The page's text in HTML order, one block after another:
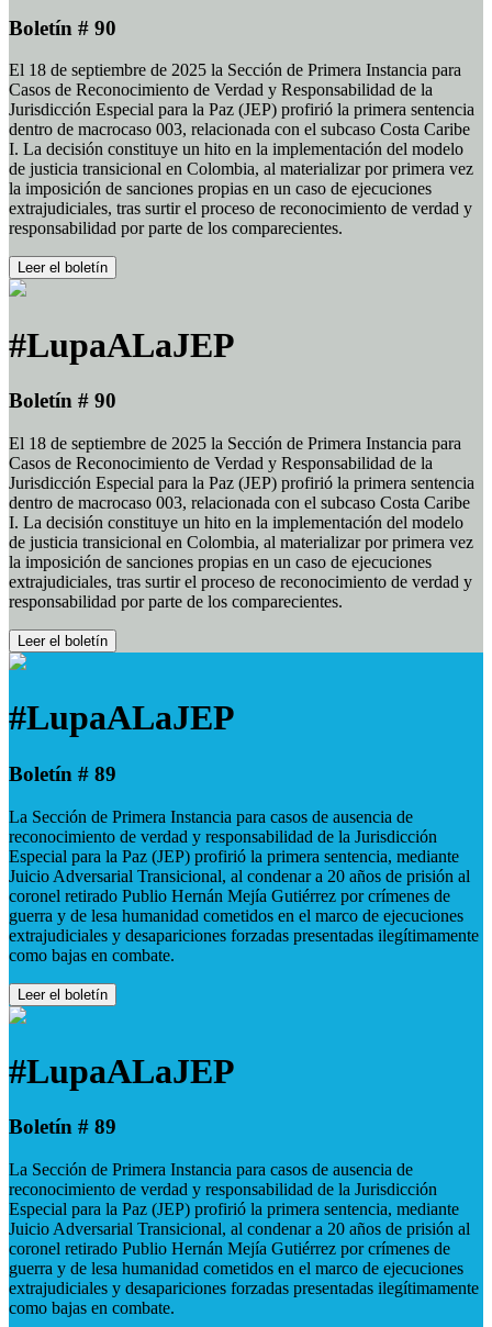
Boletín # 90
El 18 de septiembre de 2025 la Sección de Primera Instancia para
Casos de Reconocimiento de Verdad y Responsabilidad de la
Jurisdicción Especial para la Paz (JEP) profirió la primera sentencia
dentro de macrocaso 003, relacionada con el subcaso Costa Caribe
I. La decisión constituye un hito en la implementación del modelo
de justicia transicional en Colombia, al materializar por primera vez
la imposición de sanciones propias en un caso de ejecuciones
extrajudiciales, tras surtir el proceso de reconocimiento de verdad y
responsabilidad por parte de los comparecientes.
Leer el boletín
#LupaALaJEP
Boletín # 90
El 18 de septiembre de 2025 la Sección de Primera Instancia para
Casos de Reconocimiento de Verdad y Responsabilidad de la
Jurisdicción Especial para la Paz (JEP) profirió la primera sentencia
dentro de macrocaso 003, relacionada con el subcaso Costa Caribe
I. La decisión constituye un hito en la implementación del modelo
de justicia transicional en Colombia, al materializar por primera vez
la imposición de sanciones propias en un caso de ejecuciones
extrajudiciales, tras surtir el proceso de reconocimiento de verdad y
responsabilidad por parte de los comparecientes.
Leer el boletín
#LupaALaJEP
Boletín # 89
La Sección de Primera Instancia para casos de ausencia de
reconocimiento de verdad y responsabilidad de la Jurisdicción
Especial para la Paz (JEP) profirió la primera sentencia, mediante
Juicio Adversarial Transicional, al condenar a 20 años de prisión al
coronel retirado Publio Hernán Mejía Gutiérrez por crímenes de
guerra y de lesa humanidad cometidos en el marco de ejecuciones
extrajudiciales y desapariciones forzadas presentadas ilegítimamente
como bajas en combate.
Leer el boletín
#LupaALaJEP
Boletín # 89
La Sección de Primera Instancia para casos de ausencia de
reconocimiento de verdad y responsabilidad de la Jurisdicción
Especial para la Paz (JEP) profirió la primera sentencia, mediante
Juicio Adversarial Transicional, al condenar a 20 años de prisión al
coronel retirado Publio Hernán Mejía Gutiérrez por crímenes de
guerra y de lesa humanidad cometidos en el marco de ejecuciones
extrajudiciales y desapariciones forzadas presentadas ilegítimamente
como bajas en combate.